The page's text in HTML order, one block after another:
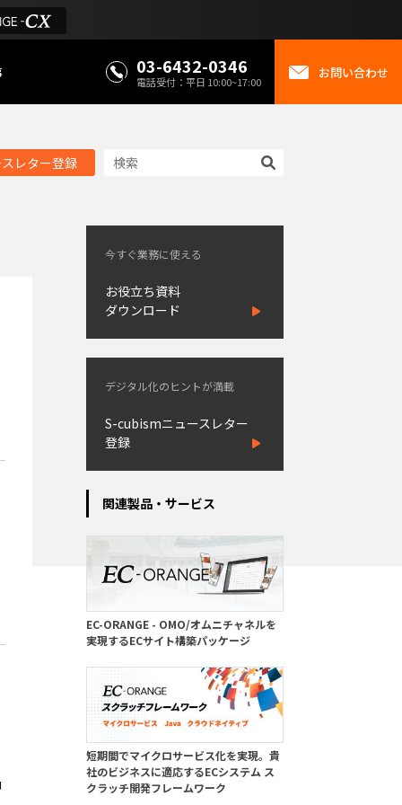
03-6432-0346
電話受付：平日 10:00~17:00
お問い合わせ
レター登録
今すぐ業務に使える
お役立ち資料
ダウンロード
デジタル化のヒントが満載
S-cubismニュースレター
登録
関連製品・サービス
EC-ORANGE - OMO/オムニチャネルを
実現するECサイト構築パッケージ
短期間でマイクロサービス化を実現。貴
社のビジネスに適応するECシステム ス
クラッチ開発フレームワーク